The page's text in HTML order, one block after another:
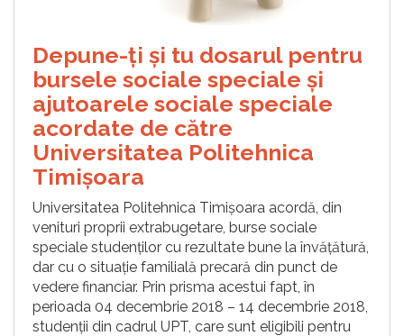
Depune-ți și tu dosarul pentru
bursele sociale speciale și
ajutoarele sociale speciale
acordate de către
Universitatea Politehnica
Timișoara
Universitatea Politehnica Timișoara acordă, din
venituri proprii extrabugetare, burse sociale
speciale studenților cu rezultate bune la învățătură,
dar cu o situație familială precară din punct de
vedere financiar. Prin prisma acestui fapt, în
perioada 04 decembrie 2018 – 14 decembrie 2018,
studenții din cadrul UPT, care sunt eligibili pentru